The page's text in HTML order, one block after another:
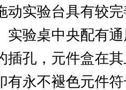
动实验台具有较
实验桌中央配有
插孔，元件盒在
有永不褪色元件